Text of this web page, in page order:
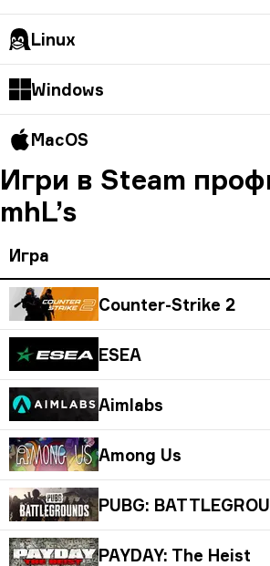
Linux
Windows
MacOS
Игри в Steam
mhL’s
Игра
Counter-Strike 2
ESEA
Aimlabs
Among Us
PUBG:
PAYDAY: The Heist